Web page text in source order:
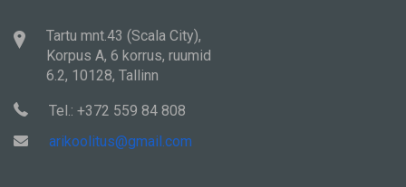
Tartu mnt.43 (Scala City),
Korpus A, 6 korrus, ruumid
6.2, 10128, Tallinn
Tel.: +372 559 84 808
arikoolitus@gmail.com